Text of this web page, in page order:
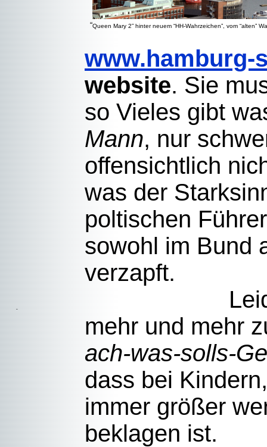
“Queen Mary 2” hinter neuem “HH-Wahrzeichen”, vom “alten”
www.hamburg-
website. Sie
so Vieles gibt
Mann, nur
offensichtlich
was der
poltischen
sowohl im Bund
Leider sind
mehr und mehr
ach-was-solls-
dass bei
immer größer